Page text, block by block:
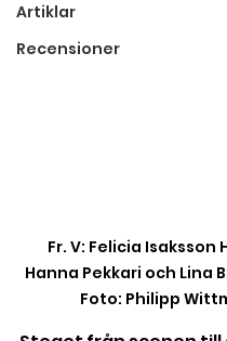
Artiklar
Recensioner
Fr. V: Felicia Isaksson
Hanna Pekkari och Lina
Foto: Philipp